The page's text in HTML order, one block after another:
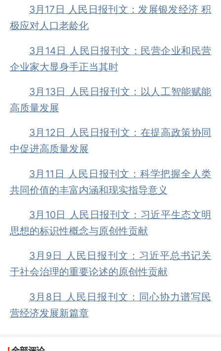
3月17日 人民日报刊文：发展银发经济 积
极应对人口老龄化
3月14日 人民日报刊文：民营企业和民营
企业家大显身手正当其时
3月13日 人民日报刊文：以人工智能赋能
高质量发展
3月12日 人民日报刊文：在提高政策协同
中促进高质量发展
3月11日 人民日报刊文：科学把握全人类
共同价值的丰富内涵和现实指导意义
3月10日 人民日报刊文：习近平生态文明
思想的标识性概念与原创性贡献
3月9日 人民日报刊文：习近平总书记关
于社会治理的重要论述的原创性贡献
3月8日 人民日报刊文：同心协力谱写民
营经济发展新篇章